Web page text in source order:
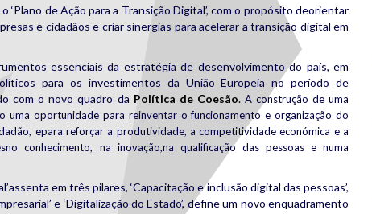
‘Plano de Ação para a Transição Digital’, com o propósito deorientar
e cidadãos e criar sinergias para acelerar a transição digital em
essenciais da estratégia de desenvolvimento do país, em
para os investimentos da União Europeia no período de
com o novo quadro da Política de Coesão. A construção de uma
uma oportunidade para reinventar o funcionamento e organização do
epara reforçar a produtividade, a competitividade económica e a
conhecimento, na inovação,na qualificação das pessoas e numa
em três pilares, ‘Capacitação e inclusão digital das pessoas’,
e ‘Digitalização do Estado’, define um novo enquadramento